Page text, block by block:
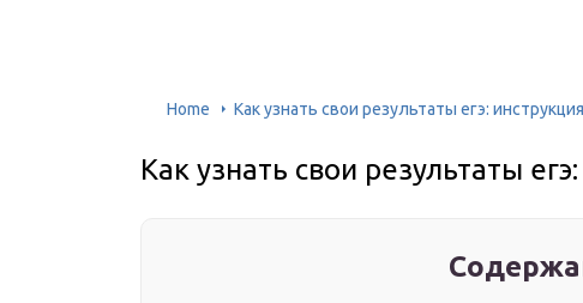
Home Как узнать свои результаты егэ: инструкция
Как узнать свои результаты